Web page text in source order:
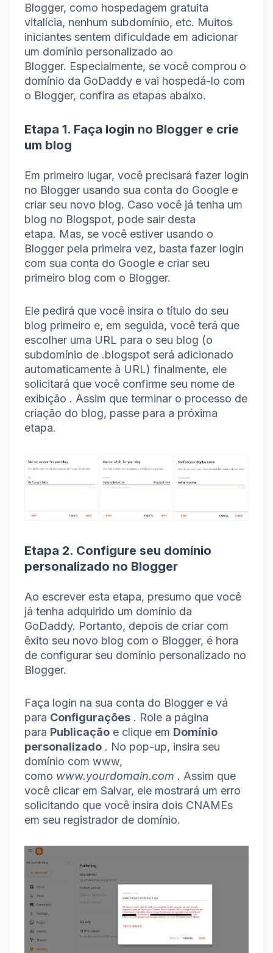
Blogger, como hospedagem gratuita
vitalícia, nenhum subdomínio, etc. Muitos
iniciantes sentem dificuldade em adicionar
um domínio personalizado ao
Blogger. Especialmente, se você comprou o
domínio da GoDaddy e vai hospedá-lo com
o Blogger, confira as etapas abaixo.
Etapa 1. Faça login no Blogger e crie
um blog
Em primeiro lugar, você precisará fazer login
no Blogger usando sua conta do Google e
criar seu novo blog. Caso você já tenha um
blog no Blogspot, pode sair desta
etapa. Mas, se você estiver usando o
Blogger pela primeira vez, basta fazer login
com sua conta do Google e criar seu
primeiro blog com o Blogger.
Ele pedirá que você insira o título do seu
blog primeiro e, em seguida, você terá que
escolher uma URL para o seu blog (o
subdomínio de .blogspot será adicionado
automaticamente à URL) finalmente, ele
solicitará que você confirme seu nome de
exibição . Assim que terminar o processo de
criação do blog, passe para a próxima
etapa.
Etapa 2. Configure seu domínio
personalizado no Blogger
Ao escrever esta etapa, presumo que você
já tenha adquirido um domínio da
GoDaddy. Portanto, depois de criar com
êxito seu novo blog com o Blogger, é hora
de configurar seu domínio personalizado no
Blogger.
Faça login na sua conta do Blogger e vá
para Configurações . Role a página
para Publicação e clique em Domínio
personalizado . No pop-up, insira seu
domínio com www,
como www.yourdomain.com . Assim que
você clicar em Salvar, ele mostrará um erro
solicitando que você insira dois CNAMEs
em seu registrador de domínio.